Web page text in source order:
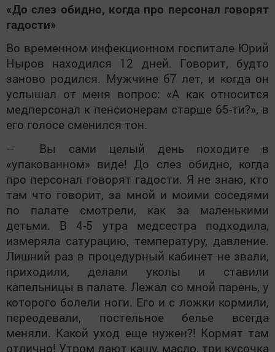
«До слез обидно, когда про персонал говорят
гадости»
Во временном инфекционном госпитале Юрий
Ныров находился 12 дней. Говорит, будто
заново родился. Мужчине 67 лет, и когда он
услышал от меня вопрос: «А как относится
медперсонал к пенсионерам старше 65-ти?», в
его голосе сменился тон.
– Вы сами целый день походите в
«упакованном» виде! До слез обидно, когда
про персонал говорят гадости. Я не знаю, кто
там что говорит, за мной и моими соседями
по палате смотрели, как за маленькими
детьми. В 4-5 утра медсестра подходила,
измеряла сатурацию, температуру, давление.
Лишний раз в процедурный кабинет не звали,
приходили, делали уколы и ставили
капельницы в палате. Лежал со мной парень, у
которого болели ноги. Его и с ложки кормили,
переодевали, постельное белье всегда
меняли. Какой уход еще нужен?! Кормят там
отлично! Утром дают кашу, масло, три кусочка